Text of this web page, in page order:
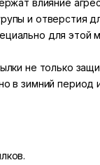
и отверстия
для
не только
в зимний период